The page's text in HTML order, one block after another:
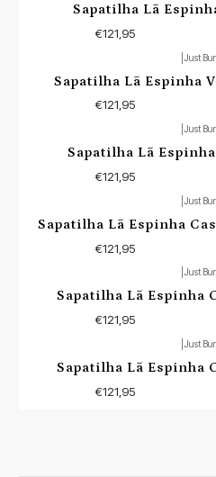
Sapatilha Lã
€121,95
Just
Sapatilha Lã Espinha
€121,95
Just
Sapatilha Lã
€121,95
Não Disponível
Just
Sapatilha Lã Espinha
€121,95
Just
Sapatilha Lã Espinha
€121,95
Just
Sapatilha Lã Espinha
€121,95